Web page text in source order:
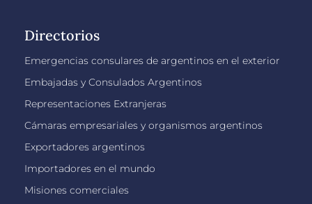
Directorios
Emergencias consulares de argentinos en el exterior
Embajadas y Consulados Argentinos
Representaciones Extranjeras
Cámaras empresariales y organismos argentinos
Exportadores argentinos
Importadores en el mundo
Misiones comerciales